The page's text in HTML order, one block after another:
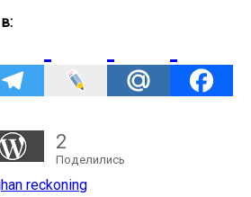
2
Поделились